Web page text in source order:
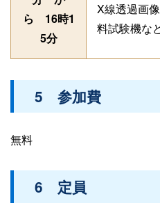
ら 16時1
5分
X線透過画
料試験機な
5 参加費
無料
6 定員